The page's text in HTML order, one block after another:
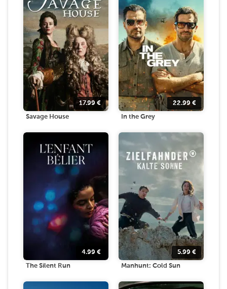
17.99 €
Savage House
22.99 €
In the Grey
4.99 €
The Silent Run
5.99 €
Manhunt: Cold Sun